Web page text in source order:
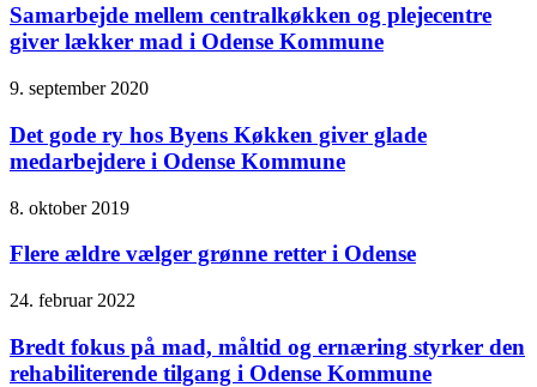
Samarbejde mellem centralkøkken og plejecentre
giver lækker mad i Odense Kommune
9. september 2020
Det gode ry hos Byens Køkken giver glade
medarbejdere i Odense Kommune
8. oktober 2019
Flere ældre vælger grønne retter i Odense
24. februar 2022
Bredt fokus på mad, måltid og ernæring styrker den
rehabiliterende tilgang i Odense Kommune